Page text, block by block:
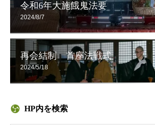
令和6年大施餓鬼法要
2024/8/7
再会結制 首座法戦式
2024/5/18
HP内を検索